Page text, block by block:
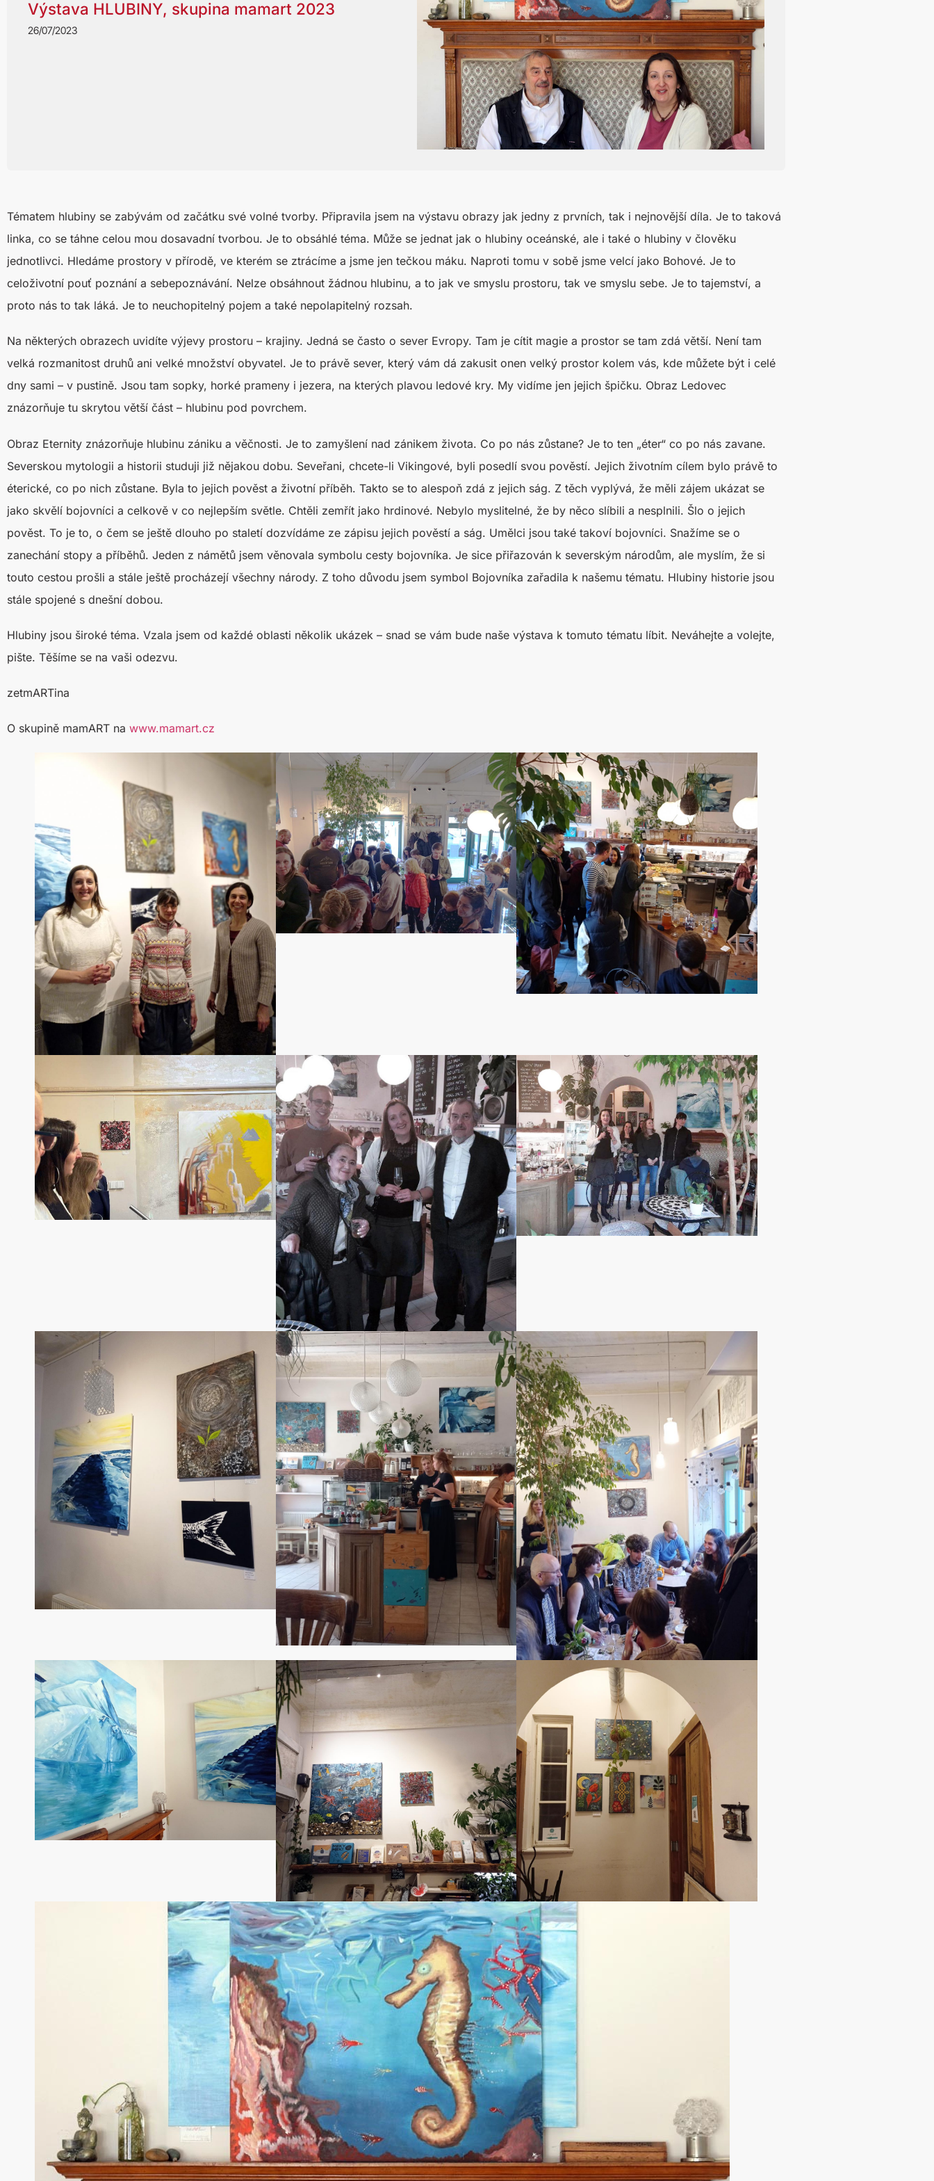
Výstava HLUBINY, skupina mamart 2023
26/07/2023
Tématem hlubiny se zabývám od začátku své volné tvorby. Připravila jsem na výstavu obrazy jak jedny z prvních, tak i nejnovější díla. Je to taková
linka, co se táhne celou mou dosavadní tvorbou. Je to obsáhlé téma. Může se jednat jak o hlubiny oceánské, ale i také o hlubiny v člověku
jednotlivci. Hledáme prostory v přírodě, ve kterém se ztrácíme a jsme jen tečkou máku. Naproti tomu v sobě jsme velcí jako Bohové. Je to
celoživotní pouť poznání a sebepoznávání. Nelze obsáhnout žádnou hlubinu, a to jak ve smyslu prostoru, tak ve smyslu sebe. Je to tajemství, a
proto nás to tak láká. Je to neuchopitelný pojem a také nepolapitelný rozsah.
Na některých obrazech uvidíte výjevy prostoru – krajiny. Jedná se často o sever Evropy. Tam je cítit magie a prostor se tam zdá větší. Není tam
velká rozmanitost druhů ani velké množství obyvatel. Je to právě sever, který vám dá zakusit onen velký prostor kolem vás, kde můžete být i celé
dny sami – v pustině. Jsou tam sopky, horké prameny i jezera, na kterých plavou ledové kry. My vidíme jen jejich špičku. Obraz Ledovec
znázorňuje tu skrytou větší část – hlubinu pod povrchem.
Obraz Eternity znázorňuje hlubinu zániku a věčnosti. Je to zamyšlení nad zánikem života. Co po nás zůstane? Je to ten „éter“ co po nás zavane.
Severskou mytologii a historii studuji již nějakou dobu. Seveřani, chcete-li Vikingové, byli posedlí svou pověstí. Jejich životním cílem bylo právě to
éterické, co po nich zůstane. Byla to jejich pověst a životní příběh. Takto se to alespoň zdá z jejich ság. Z těch vyplývá, že měli zájem ukázat se
jako skvělí bojovníci a celkově v co nejlepším světle. Chtěli zemřít jako hrdinové. Nebylo myslitelné, že by něco slíbili a nesplnili. Šlo o jejich
pověst. To je to, o čem se ještě dlouho po staletí dozvídáme ze zápisu jejich pověstí a ság. Umělci jsou také takoví bojovníci. Snažíme se o
zanechání stopy a příběhů. Jeden z námětů jsem věnovala symbolu cesty bojovníka. Je sice přiřazován k severským národům, ale myslím, že si
touto cestou prošli a stále ještě procházejí všechny národy. Z toho důvodu jsem symbol Bojovníka zařadila k našemu tématu. Hlubiny historie jsou
stále spojené s dnešní dobou.
Hlubiny jsou široké téma. Vzala jsem od každé oblasti několik ukázek – snad se vám bude naše výstava k tomuto tématu líbit. Neváhejte a volejte,
pište. Těšíme se na vaši odezvu.
zetmARTina
O skupině mamART na www.mamart.cz